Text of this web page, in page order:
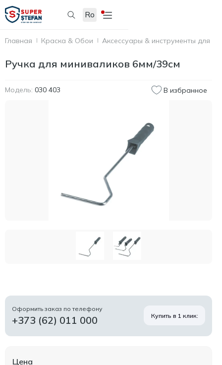
Ro
Главная Краска & Обои Аксессуары & инструменты для
Ручка для миниваликов 6мм/39см
Модель: 030 403 В избранное
Оформить заказ по телефону
+373 (62) 011 000 Купить в 1 клик:
Цена